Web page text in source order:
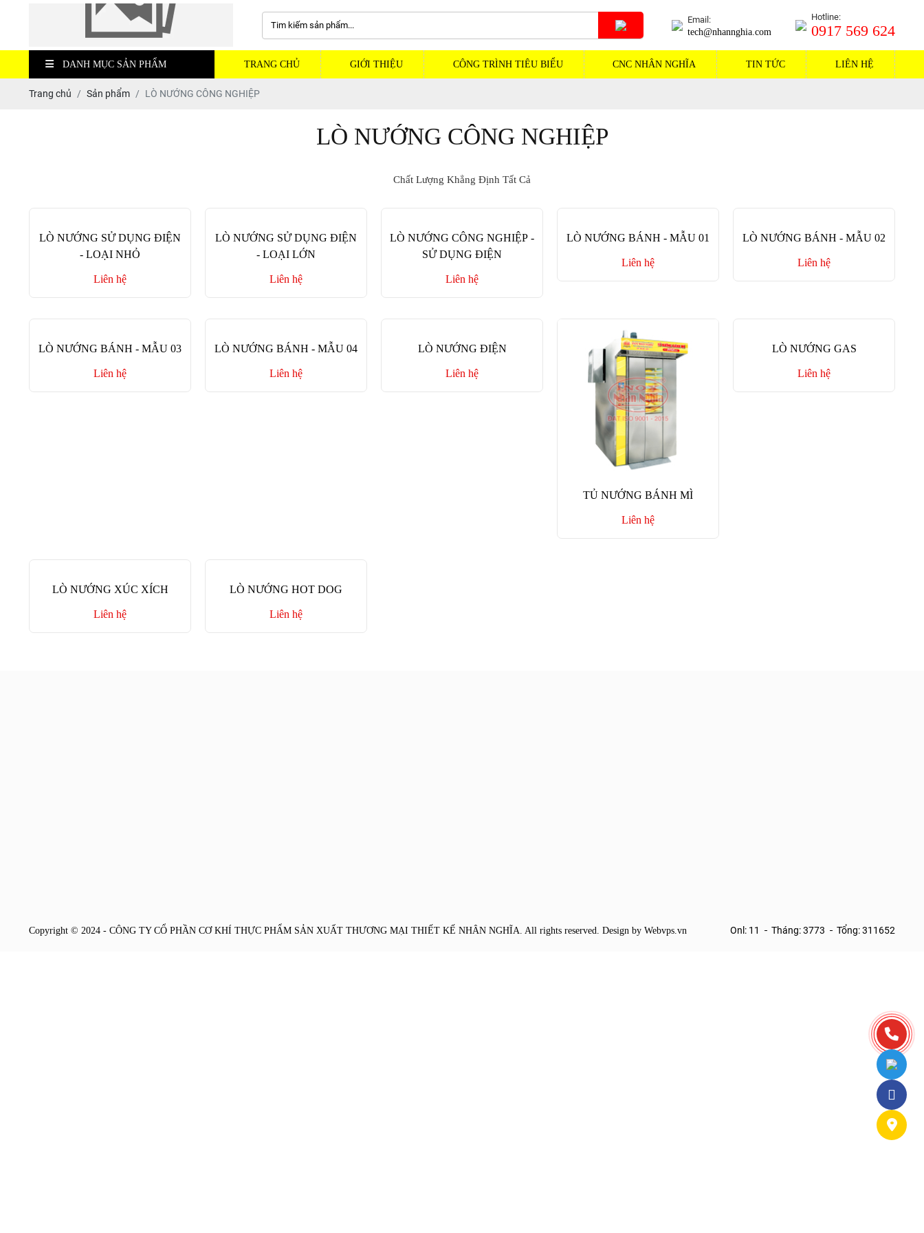
Email:
tech@nhannghia.com
Hotline:
0917 569 624
DANH MỤC SẢN PHẨM TRANG CHỦ GIỚI THIỆU CÔNG TRÌNH TIÊU BIỂU CNC NHÂN NGHĨA TIN TỨC LIÊN HỆ
Trang chủ Sản phẩm LÒ NƯỚNG CÔNG NGHIỆP
LÒ NƯỚNG CÔNG NGHIỆP
Chất Lượng Khẳng Định Tất Cả
LÒ NƯỚNG SỬ DỤNG ĐIỆN
- LOẠI NHỎ
Liên hệ
LÒ NƯỚNG SỬ DỤNG ĐIỆN
- LOẠI LỚN
Liên hệ
LÒ NƯỚNG CÔNG NGHIỆP -
SỬ DỤNG ĐIỆN
Liên hệ
LÒ NƯỚNG BÁNH - MẪU 01
Liên hệ
LÒ NƯỚNG BÁNH - MẪU 02
Liên hệ
LÒ NƯỚNG BÁNH - MẪU 03
Liên hệ
LÒ NƯỚNG BÁNH - MẪU 04
Liên hệ
LÒ NƯỚNG ĐIỆN
Liên hệ
TỦ NƯỚNG BÁNH MÌ
Liên hệ
LÒ NƯỚNG GAS
Liên hệ
LÒ NƯỚNG XÚC XÍCH
Liên hệ
LÒ NƯỚNG HOT DOG
Liên hệ
Copyright © 2024 - CÔNG TY CỔ PHẦN CƠ KHÍ THỰC PHẨM SẢN XUẤT THƯƠNG MẠI THIẾT KẾ NHÂN NGHĨA. All rights reserved. Design by Webvps.vn Onl: 11 Tháng: 3773 Tổng: 311652